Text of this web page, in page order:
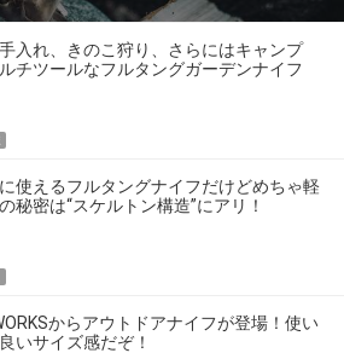
入れ、きのこ狩り、さらにはキャンプ
チツールなフルタングガーデンナイフ
使えるフルタングナイフだけどめちゃ軽
秘密は“スケルトン構造”にアリ！
からアウトドアナイフが登場！使い
いサイズ感だぞ！